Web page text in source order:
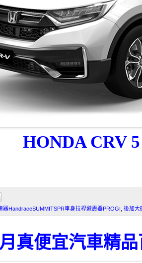
HONDA CRV
器HandraceSUMMITSPR車身拉桿避震器PROGI 後加大
真便宜汽車精